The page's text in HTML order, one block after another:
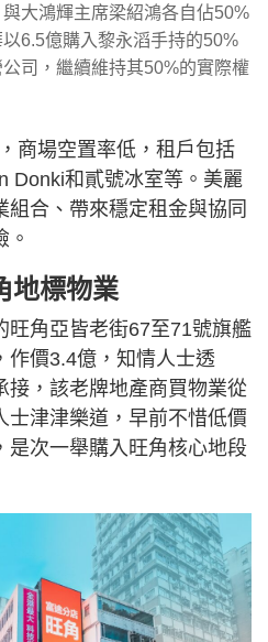
大鴻輝主席梁紹鴻各自佔50%
6.5億購入黎永滔手持的50%
司，繼續維持其50%的實際權
商場空置率低，租戶包括
Donki和貳號冰室等。美麗
組合、帶來穩定租金與協同
。
地標物業
旺角亞皆老街67至71號旗艦
作價3.4億，知情人士透
接，該老牌地產商買物業從
士津津樂道，早前不惜低價
是次一舉購入旺角核心地段